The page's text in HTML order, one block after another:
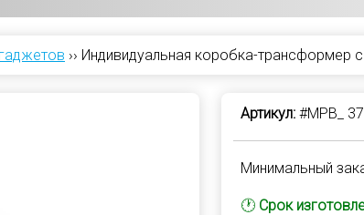
›› Индивидуальная коробка-трансформер
Артикул:#MPB_ 37
Минимальный
🕐 Срок